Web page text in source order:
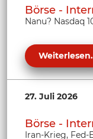
Börse -
Nanu? Nasdaq
27. Juli 2026
Börse -
Iran-Krieg,